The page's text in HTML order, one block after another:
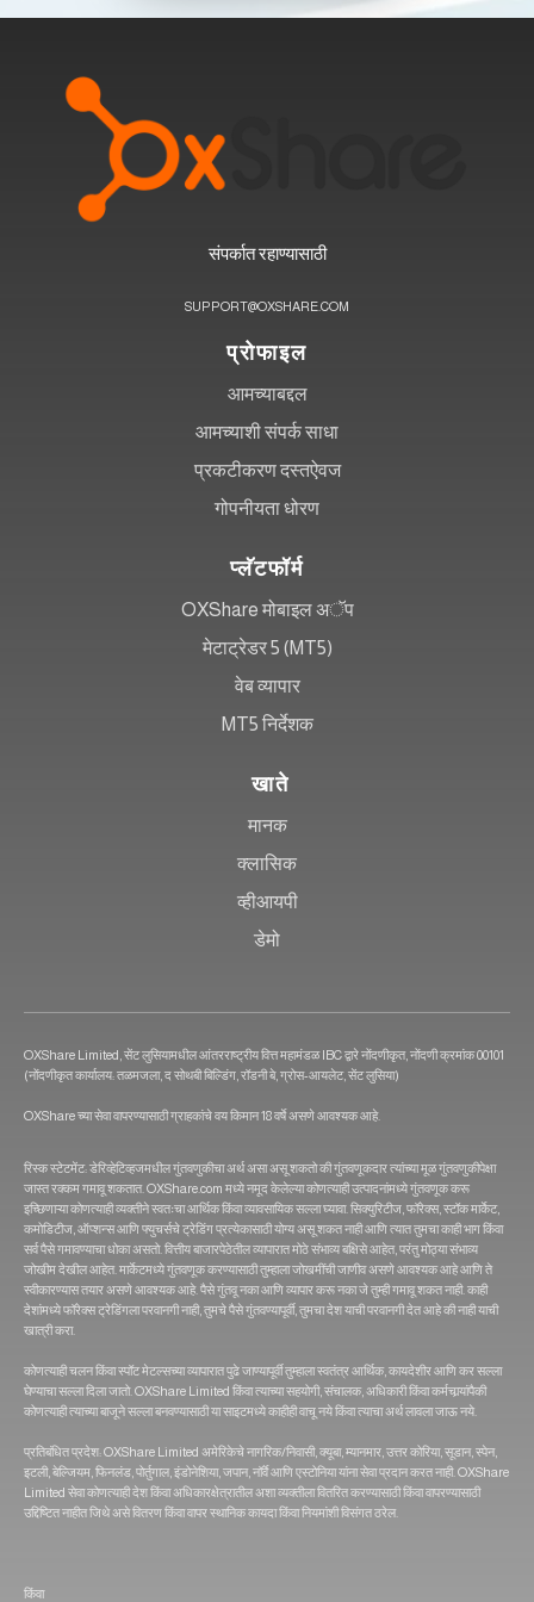
संपर्कात रहाण्यासाठी
SUPPORT@OXSHARE.COM
प्रोफाइल
आमच्याबद्दल
आमच्याशी संपर्क साधा
प्रकटीकरण दस्तऐवज
गोपनीयता धोरण
प्लॅटफॉर्म
OXShare मोबाइल अॅप
मेटाट्रेडर 5 (MT5)
वेब व्यापार
MT5 निर्देशक
खाते
मानक
क्लासिक
व्हीआयपी
डेमो
OXShare Limited, सेंट लुसियामधील आंतरराष्ट्रीय वित्त महामंडळ IBC द्वारे नोंदणीकृत, नोंदणी क्रमांक 00101
(नोंदणीकृत कार्यालय: तळमजला, द सोथबी बिल्डिंग, रॉडनी बे, ग्रोस-आयलेट, सेंट लुसिया)
OXShare च्या सेवा वापरण्यासाठी ग्राहकांचे वय किमान 18 वर्षे असणे आवश्यक आहे.
रिस्क स्टेटमेंट: डेरिव्हेटिव्हजमधील गुंतवणुकीचा अर्थ असा असू शकतो की गुंतवणूकदार त्यांच्या मूळ गुंतवणुकीपेक्षा
जास्त रक्कम गमावू शकतात. OXShare.com मध्ये नमूद केलेल्या कोणत्याही उत्पादनांमध्ये गुंतवणूक करू
इच्छिणाऱ्या कोणत्याही व्यक्तीने स्वतःचा आर्थिक किंवा व्यावसायिक सल्ला घ्यावा. सिक्युरिटीज, फॉरेक्स, स्टॉक मार्केट,
कमोडिटीज, ऑप्शन्स आणि फ्युचर्सचे ट्रेडिंग प्रत्येकासाठी योग्य असू शकत नाही आणि त्यात तुमचा काही भाग किंवा
सर्व पैसे गमावण्याचा धोका असतो. वित्तीय बाजारपेठेतील व्यापारात मोठे संभाव्य बक्षिसे आहेत, परंतु मोठ्या संभाव्य
जोखीम देखील आहेत. मार्केटमध्ये गुंतवणूक करण्यासाठी तुम्हाला जोखमींची जाणीव असणे आवश्यक आहे आणि ते
स्वीकारण्यास तयार असणे आवश्यक आहे. पैसे गुंतवू नका आणि व्यापार करू नका जे तुम्ही गमावू शकत नाही. काही
देशांमध्ये फॉरेक्स ट्रेडिंगला परवानगी नाही, तुमचे पैसे गुंतवण्यापूर्वी, तुमचा देश याची परवानगी देत आहे की नाही याची
खात्री करा.
कोणत्याही चलन किंवा स्पॉट मेटल्सच्या व्यापारात पुढे जाण्यापूर्वी तुम्हाला स्वतंत्र आर्थिक, कायदेशीर आणि कर सल्ला
घेण्याचा सल्ला दिला जातो. OXShare Limited किंवा त्‍याच्‍या सहयोगी, संचालक, अधिकारी किंवा कर्मचार्‍यांपैकी
कोणत्‍याही त्‍याच्‍या बाजूने सल्‍ला बनवण्‍यासाठी या साइटमध्‍ये काहीही वाचू नये किंवा त्याचा अर्थ लावला जाऊ नये.
प्रतिबंधित प्रदेश: OXShare Limited अमेरिकेचे नागरिक/निवासी, क्यूबा, म्यानमार, उत्तर कोरिया, सूडान, स्पेन,
इटली, बेल्जियम, फिनलंड, पोर्तुगाल, इंडोनेशिया, जपान, नॉर्वे आणि एस्टोनिया यांना सेवा प्रदान करत नाही. OXShare
Limited सेवा कोणत्याही देश किंवा अधिकारक्षेत्रातील अशा व्यक्तीला वितरित करण्यासाठी किंवा वापरण्यासाठी
उद्दिष्टित नाहीत जिथे असे वितरण किंवा वापर स्थानिक कायदा किंवा नियमांशी विसंगत ठरेल.
किंवा